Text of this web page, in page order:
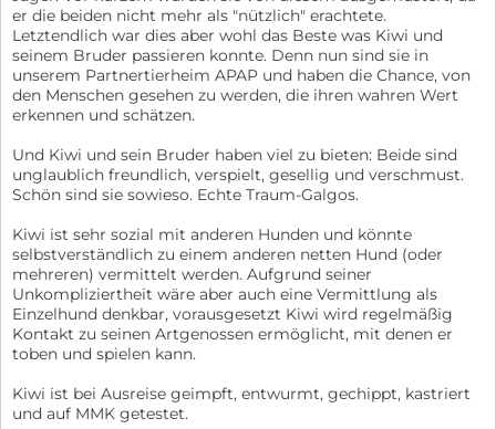
er die beiden nicht mehr als "nützlich" erachtete.
Letztendlich war dies aber wohl das Beste was Kiwi und
seinem Bruder passieren konnte. Denn nun sind sie in
unserem Partnertierheim APAP und haben die Chance, von
den Menschen gesehen zu werden, die ihren wahren Wert
erkennen und schätzen.
Und Kiwi und sein Bruder haben viel zu bieten: Beide sind
unglaublich freundlich, verspielt, gesellig und verschmust.
Schön sind sie sowieso. Echte Traum-Galgos.
Kiwi ist sehr sozial mit anderen Hunden und könnte
selbstverständlich zu einem anderen netten Hund (oder
mehreren) vermittelt werden. Aufgrund seiner
Unkompliziertheit wäre aber auch eine Vermittlung als
Einzelhund denkbar, vorausgesetzt Kiwi wird regelmäßig
Kontakt zu seinen Artgenossen ermöglicht, mit denen er
toben und spielen kann.
Kiwi ist bei Ausreise geimpft, entwurmt, gechippt, kastriert
und auf MMK getestet.